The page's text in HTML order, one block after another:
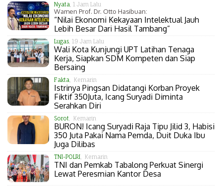
Nyata, 1 Jam Lalu
Wamen Prof. Dr. Otto Hasibuan:
“Nilai Ekonomi Kekayaan Intelektual Jauh
Lebih Besar Dari Hasil Tambang”
Lugas, 19 Jam Lalu
Wali Kota Kunjungi UPT Latihan Tenaga
Kerja, Siapkan SDM Kompeten dan Siap
Bersaing
Fakta, Kemarin
Istrinya Pingsan Didatangi Korban Proyek
Fiktif 350Juta, Icang Suryadi Diminta
Serahkan Diri
Sorot, Kemarin
BURON! Icang Suryadi Raja Tipu Jilid 3, Habisi
350 Juta Pakai Nama Pemda, Duit Duka Ibu
Juga Dilibas
TNI-POLRI, Kemarin
TNI dan Pemkab Tabalong Perkuat Sinergi
Lewat Peresmian Kantor Desa